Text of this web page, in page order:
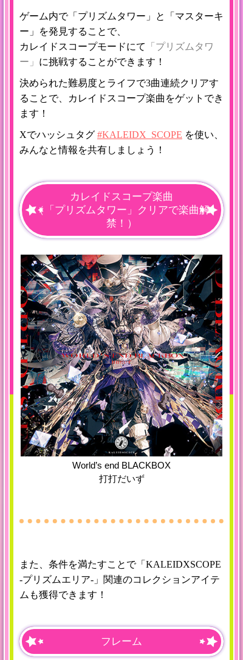
ゲーム内で「プリズムタワー」と「マスターキ
ー」を発見することで、
カレイドスコープモードにて
「プリズムタワ
ー」 に挑戦することができます！
決められた難易度とライフで3曲連続クリアす
ることで、カレイドスコープ楽曲 をゲットでき
ます！
Xでハッシュタグ #KALEIDX_SCOPE を使い、
みんなと情報を共有しましょう！
カレイドスコープ楽曲
（「プリズムタワー」クリアで楽曲解
禁！）
World’s end BLACKBOX
打打だいず
また、条件を満たすことで「 KALEIDXSCOPE
-プリズムエリア-」関連のコレクションアイテ
ムも獲得できます！
フレーム